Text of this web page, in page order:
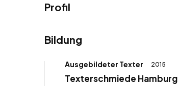
Profil
Bildung
Ausgebildeter Texter 2015
Texterschmiede Hamburg